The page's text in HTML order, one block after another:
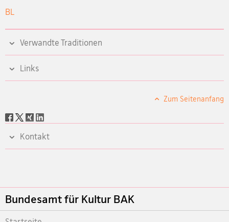
BL
Verwandte Traditionen
Links
Zum Seitenanfang
Social
Kontakt
Footer
Bundesamt für Kultur BAK